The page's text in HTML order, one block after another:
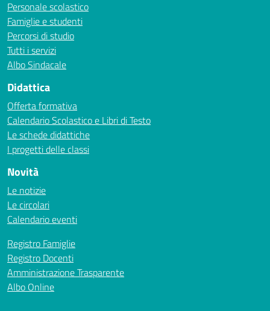
Personale scolastico
Famiglie e studenti
Percorsi di studio
Tutti i servizi
Albo Sindacale
Didattica
Offerta formativa
Calendario Scolastico e Libri di Testo
Le schede didattiche
I progetti delle classi
Novità
Le notizie
Le circolari
Calendario eventi
Registro Famiglie
Registro Docenti
Amministrazione Trasparente
Albo Online